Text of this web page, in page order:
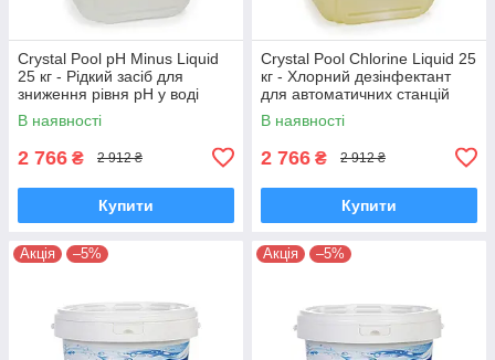
Crystal Pool pH Minus Liquid
25 кг - Рідкий засіб для
зниження рівня рН у воді
басейнів
В наявності
2 766 ₴ 2 912 ₴
Купити
Crystal Pool Chlorine Liquid 25
кг - Хлорний дезінфектант
для автоматичних станцій
дозування.
В наявності
2 766 ₴ 2 912 ₴
Купити
Акція –5% Акція –5%